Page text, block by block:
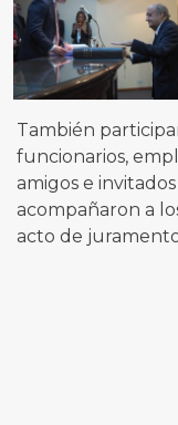
También
funcionarios,
amigos e
acompañaron a
acto de